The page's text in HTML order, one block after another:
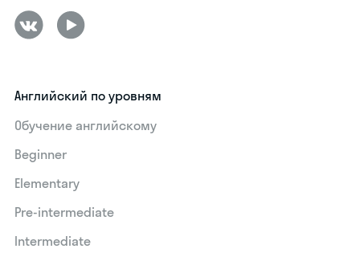
Английский по уровням
Обучение английскому
Beginner
Elementary
Pre-intermediate
Intermediate